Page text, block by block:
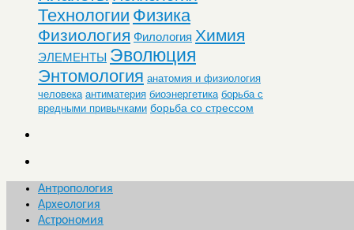
Технологии Физика
Физиология Филология Химия
ЭЛЕМЕНТЫ Эволюция
Энтомология анатомия и физиология
человека антиматерия биоэнергетика борьба с
вредными привычками борьба со стрессом
Антропология
Археология
Астрономия